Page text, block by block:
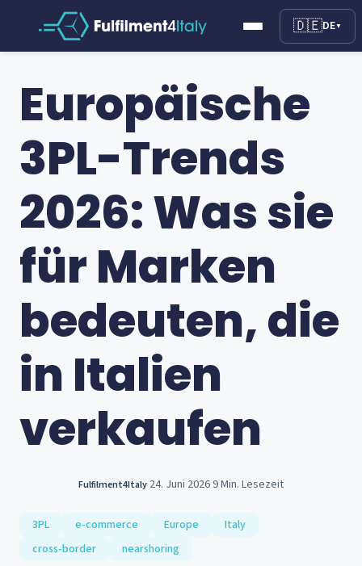
🇩🇪DE▼
Europäische
3PL-Trends
2026: Was sie
für Marken
bedeuten, die
in Italien
verkaufen
Fulfilment4Italy 24. Juni 20269 Min. Lesezeit
3PL e-commerce Europe
Italy
cross-border
nearshoring